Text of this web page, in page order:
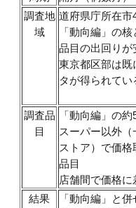
調査地
域
道府県庁所在市
「動向編」の
品目の出回り
東京都区部は既
タが得られて
調査品
目
「動向編」の
スーパー以外
ストア）で価
品目
店舗間で価格に
結果
「動向編」と